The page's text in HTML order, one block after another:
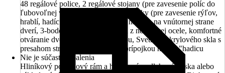
48 regálové police, 2 regálové stojany (pre zavesenie políc do
ľubovoľnej výšky), 4 nástrojové držiaky (pre zavesenie rýľov,
hrablí, hadíc a pod.), 2 držiaky na náradie na vnútornej strane
dverí, 3-bodový zámok s kľučkou z nerezovej ocele, komfortné
otváranie dverí s tlakovou pružinou, Svetlík z akrylového skla s
presahom strechy, strešný žľab s prípojkou na 5/4 "hadicu
Nie je súčasťou balenia
Hliníkový podlahový rám a hliníková podlahová doska alebo